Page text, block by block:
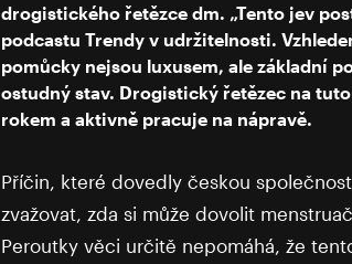
drogistického řetězce dm. „Tento jev
podcastu Trendy v udržitelnosti.
pomůcky nejsou luxusem, ale základní
ostudný stav. Drogistický řetězec na
rokem a aktivně pracuje na nápravě.
Příčin, které dovedly českou
zvažovat, zda si může dovolit
Peroutky věci určitě nepomáhá, že